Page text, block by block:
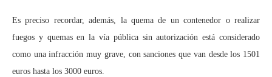
Es preciso recordar, además, la quema de un contenedor o realizar
fuegos y quemas en la vía pública sin autorización está considerado
como una infracción muy grave, con sanciones que van desde los 1501
euros hasta los 3000 euros.